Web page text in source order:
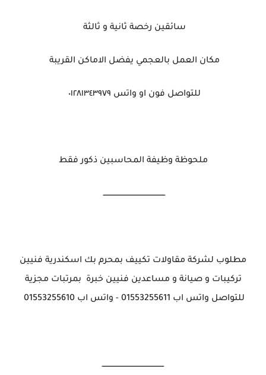
سائقين رخصة ثانية و ثالثة
مكان العمل بالعجمي يفضل الاماكن القريبة
للتواصل فون او واتس ٠١٢٨١٣٤٣٩٧٩
ملحوظة وظيفة المحاسبين ذكور فقط
ــــــــــــــــــــــــــــــــــــــــــــــــــــ
مطلوب لشركة مقاولات تكييف بمحرم بك اسكندرية فنيين
تركيبات و صيانة و مساعدين فنيين خبرة بمرتبات مجزية
للتواصل واتس اب 01553255611 - واتس اب 01553255610
ــــــــــــــــــــــــــــــــــــــــــــــــــــ